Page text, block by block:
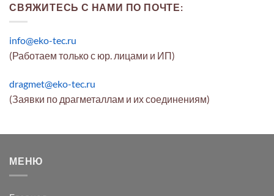
СВЯЖИТЕСЬ С НАМИ ПО ПОЧТЕ:
info@eko-tec.ru
(Работаем только с юр. лицами и ИП)
dragmet@eko-tec.ru
(Заявки по драгметаллам и их соединениям)
МЕНЮ